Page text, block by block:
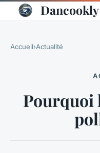
Dancookly
Accueil›Actualité
Pourquoi